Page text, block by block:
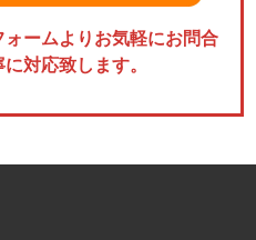
ームよりお気軽にお問合
対応致します。